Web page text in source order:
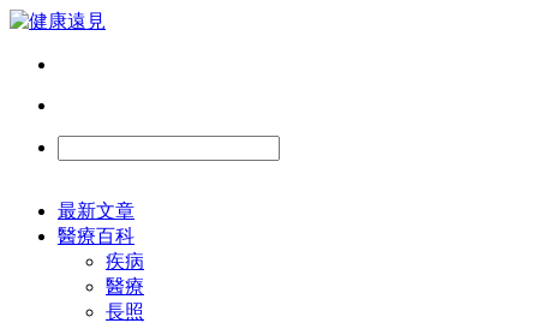
最新文章
醫療百科
疾病
醫療
長照